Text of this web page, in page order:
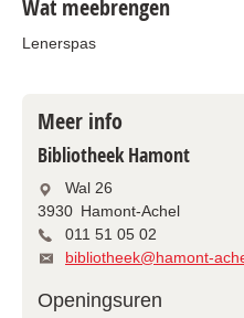
Wat meebrengen
Lenerspas
Meer info
Bibliotheek Hamont
Wal 26
3930 Hamont-Achel
011 51 05 02
bibliotheek@hamont-
Openingsuren